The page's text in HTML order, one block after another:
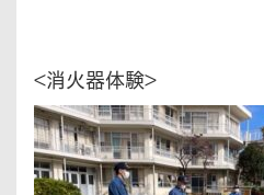
<消火器体験>